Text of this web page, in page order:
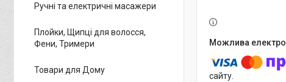
сайту.
Ручні та електричні масажери
Плойки, Щипці для волосся,
Фени, Тримери
Товари для Дому